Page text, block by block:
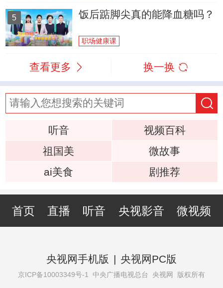
5 饭后踮脚尖真的能降血糖吗？
职场健康课
查看更多 换一换
听音
视频百科
祖国美
微故事
ai美食
剧推荐
首页 直播 听音 央视影音 微视频
央视网手机版 | 央视网PC版
京ICP备10003349号-1 中央广播电视总台 央视网 版权所有